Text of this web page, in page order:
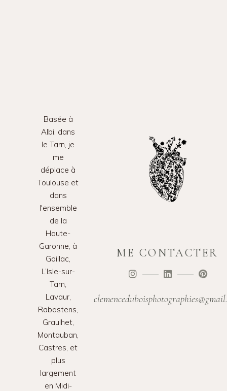
Basée à
Albi, dans
le Tarn, je
me
déplace à
Toulouse et
dans
l'ensemble
de la
Haute-
Garonne, à
Gaillac,
L’Isle-sur-
Tarn,
Lavaur,
Rabastens,
Graulhet,
Montauban,
Castres, et
plus
largement
en Midi-
ME CONTACTER